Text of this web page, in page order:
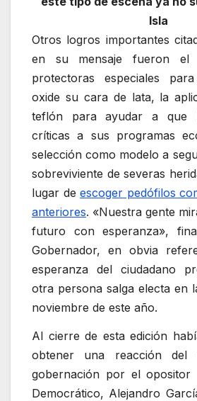
Isla
Otros logros importantes
en su mensaje fueron el
protectoras especiales
oxide su cara de lata, la
teflón para ayudar a que
críticas a sus programas
selección como modelo a
sobreviviente de severas
lugar de escoger pedófilos
anteriores. «Nuestra gente
futuro con esperanza»,
Gobernador, en obvia
esperanza del ciudadano
otra persona salga electa en
noviembre de este año.
Al cierre de esta edición
obtener una reacción del
gobernación por el opositor
Democrático, Alejandro